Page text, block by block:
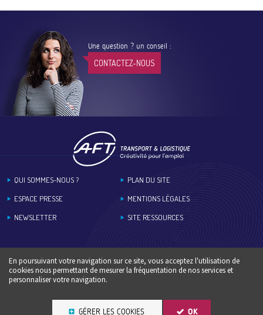
Une question ? un conseil :
CONTACTEZ-NOUS
QUI SOMMES-NOUS ?
ESPACE PRESSE
NEWSLETTER
PLAN DU SITE
MENTIONS LÉGALES
SITE RESSOURCES
En poursuivant votre navigation sur ce site, vous acceptez l'utilisation de
cookies nous permettant de mesurer la fréquentation de nos services et
personnaliser votre navigation.
GÉRER LES COOKIES OK